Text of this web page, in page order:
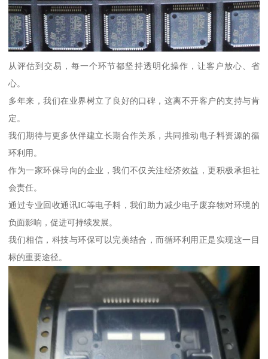
从评估到交易，每一个环节都坚持透明化操作，让客户放心、省
心。
多年来，我们在业界树立了良好的口碑，这离不开客户的支持与肯
定。
我们期待与更多伙伴建立长期合作关系，共同推动电子料资源的循
环利用。
作为一家环保导向的企业，我们不仅关注经济效益，更积极承担社
会责任。
通过专业回收通讯IC等电子料，我们助力减少电子废弃物对环境的
负面影响，促进可持续发展。
我们相信，科技与环保可以完美结合，而循环利用正是实现这一目
标的重要途径。